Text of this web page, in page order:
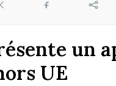
Facebook Share
un
UE